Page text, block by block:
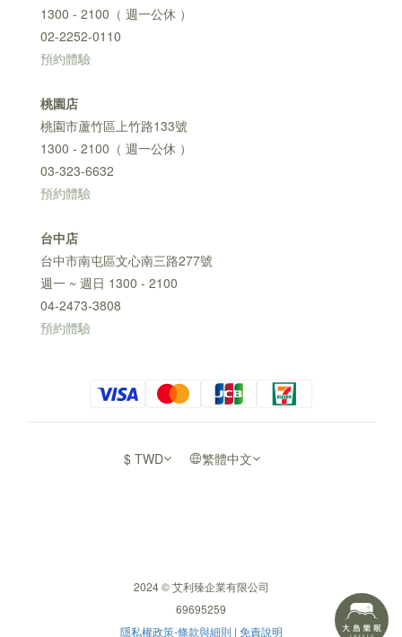
1300 - 2100（ 週一公休 ）
02-2252-0110
預約體驗
桃園店
桃園市蘆竹區上竹路133號
1300 - 2100（ 週一公休 ）
03-323-6632
預約體驗
台中店
台中市南屯區文心南三路277號
週一 ~ 週日 1300 - 2100
04-2473-3808
預約體驗
$ TWD 繁體中文
2024 © 艾利臻企業有限公司
69695259
隱私權政策-條款與細則 | 免責說明